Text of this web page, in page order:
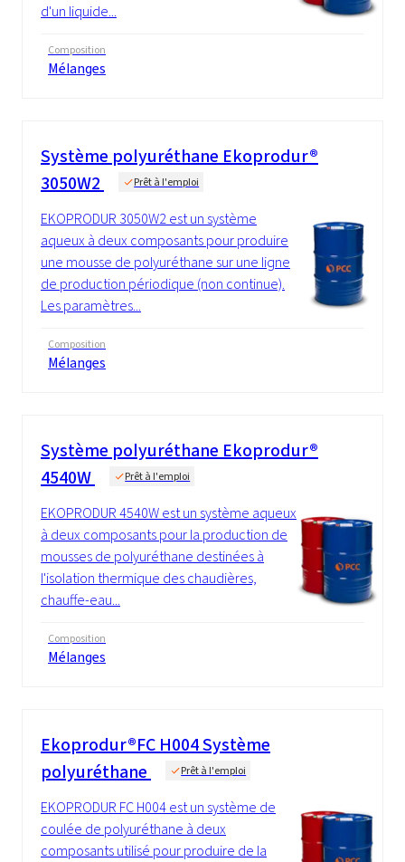
d'un liquide...
Composition
Mélanges
Système polyuréthane Ekoprodur®
3050W2
Prêt à l'emploi
EKOPRODUR 3050W2 est un système
aqueux à deux composants pour produire
une mousse de polyuréthane sur une ligne
de production périodique (non continue).
Les paramètres...
Composition
Mélanges
Système polyuréthane Ekoprodur®
4540W
Prêt à l'emploi
EKOPRODUR 4540W est un système aqueux
à deux composants pour la production de
mousses de polyuréthane destinées à
l'isolation thermique des chaudières,
chauffe-eau...
Composition
Mélanges
Ekoprodur®FC H004 Système
polyuréthane
Prêt à l'emploi
EKOPRODUR FC H004 est un système de
coulée de polyuréthane à deux
composants utilisé pour produire de la